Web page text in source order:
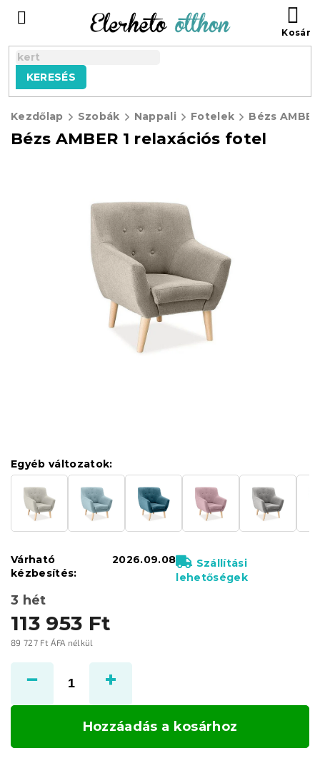
tartalomhoz
KERESÉS
Kezdőlap Szobák Nappali Fotelek Bézs
Bézs AMBER 1 relaxációs fotel
113 953 Ft
89 727 Ft ÁFA nélkül
3 hét
Egyéb változatok:
Várható
kézbesítés:
2026.09.08
Szállítási
lehetőségek
Hozzáadás a kosárhoz